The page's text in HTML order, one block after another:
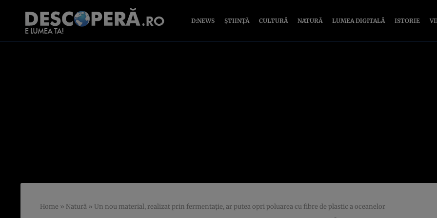
D:NEWS ȘTIINȚĂ CULTURĂ NATURĂ LUMEA DIGITALĂ ISTORIE
Home » Natură » Un nou material, realizat prin fermentaţie, ar putea opri poluarea cu fibre de plastic a oceanelor